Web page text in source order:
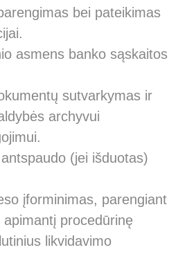
bei pateikimas
asmens banko sąskaitos
sutvarkymas ir
archyvui
(jei išduotas)
įforminimas, parengiant
procedūrinę
likvidavimo